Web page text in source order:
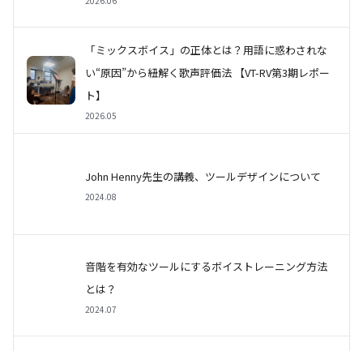
「ミックスボイス」の正体とは？用語に惑わされな
い“原因”から紐解く歌声評価法 【VT-RV第3期レポー
ト】
2026.05
John Henny先生の講義、ツールデザインについて
2024.08
音階を有効なツールにするボイストレーニング方法
とは？
2024.07